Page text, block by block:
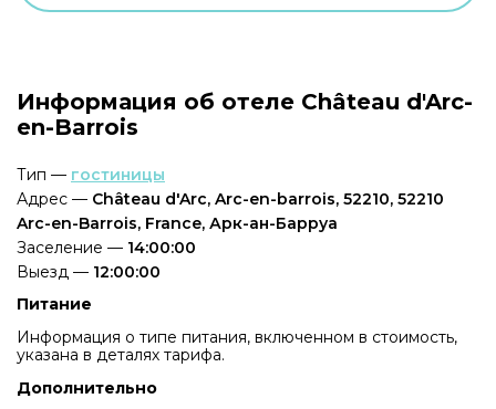
Информация об отеле Château d'Arc-
en-Barrois
Тип — гостиницы
Адрес — Château d'Arc, Arc-en-barrois, 52210, 52210
Arc-en-Barrois, France, Арк-ан-Барруа
Заселение — 14:00:00
Выезд — 12:00:00
Питание
Информация о типе питания, включенном в стоимость,
указана в деталях тарифа.
Дополнительно